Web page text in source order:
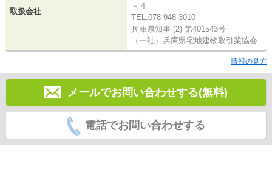
取扱会社
－４
TEL:078-948-3010
兵庫県知事 (2) 第401543号
（一社）兵庫県宅地建物取引業協会
情報の見方
メールでお問い合わせする(無料)
電話でお問い合わせする